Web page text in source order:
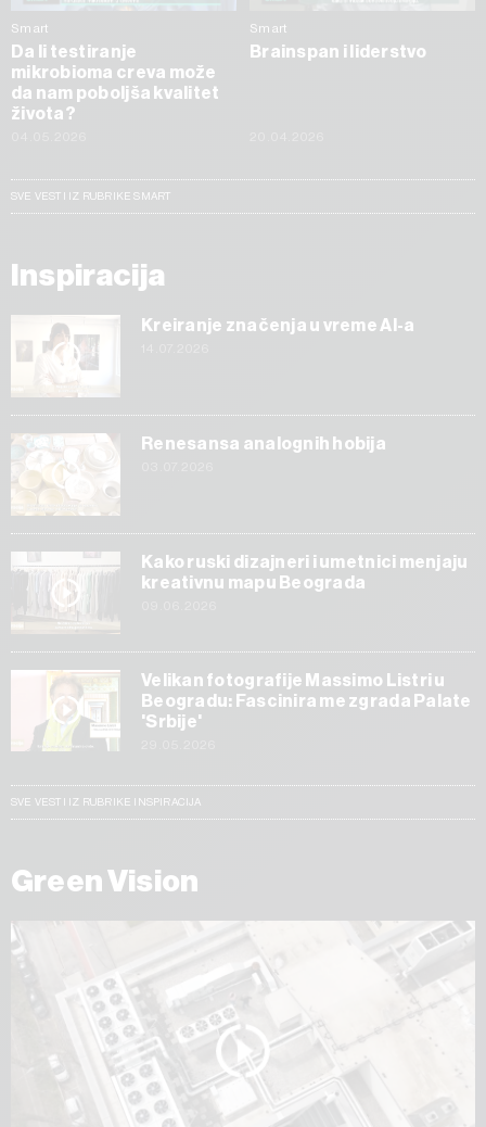
Smart
Da li testiranje
mikrobioma creva može
da nam poboljša kvalitet
života?
Smart
Brainspan i liderstvo
SVE VESTI IZ RUBRIKE SMART
Inspiracija
Kreiranje značenja u vreme AI-a
Renesansa analognih hobija
Kako ruski dizajneri i umetnici menjaju
kreativnu mapu Beograda
Velikan fotografije Massimo Listri u
Beogradu: Fascinira me zgrada Palate
'Srbije'
SVE VESTI IZ RUBRIKE INSPIRACIJA
Green Vision